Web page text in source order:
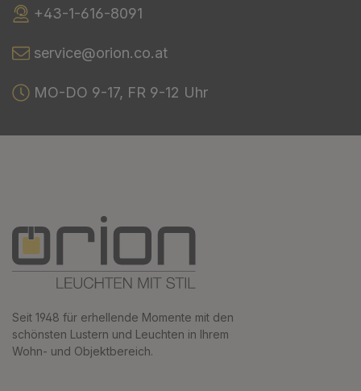
+43-1-616-8091
service@orion.co.at
MO-DO 9-17, FR 9-12 Uhr
Seit 1948 für erhellende Momente mit den
schönsten Lustern und Leuchten in Ihrem
Wohn- und Objektbereich.